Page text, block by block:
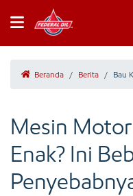
Beranda / Berita / Bau
Mesin
Enak? Ini